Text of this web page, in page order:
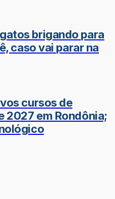
brigando para
caso vai parar na
cursos de
2027 em Rondônia;